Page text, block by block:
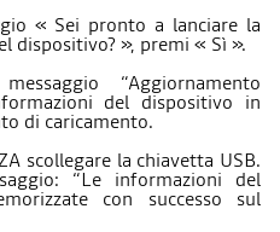
« Sei pronto a lanciare la
dispositivo? », premi « Sì ».
“Aggiornamento
del dispositivo in
di caricamento.
scollegare la chiavetta USB.
“Le informazioni del
con successo sul